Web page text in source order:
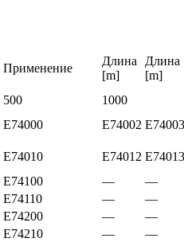
Применение
Длина
[m]
Длина
[m]
500
1000
E74000 E74002 E74003
E74010 E74012 E74013
E74100 —
—
E74110 —
—
E74200 —
—
E74210 —
—